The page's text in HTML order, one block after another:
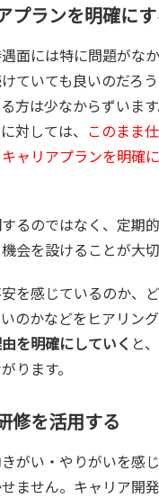
プランを明確に
面には特に問題がな
けていても良いのだろ
方は少なからずいま
対しては、 このまま
ャリアプランを明確
るのではなく、定期
会を設けることが大切
を感じているのか、
のかなどをヒアリング
を明確にしていく と
ります。
修を活用する
がい・やりがいを感
ません。キャリア開